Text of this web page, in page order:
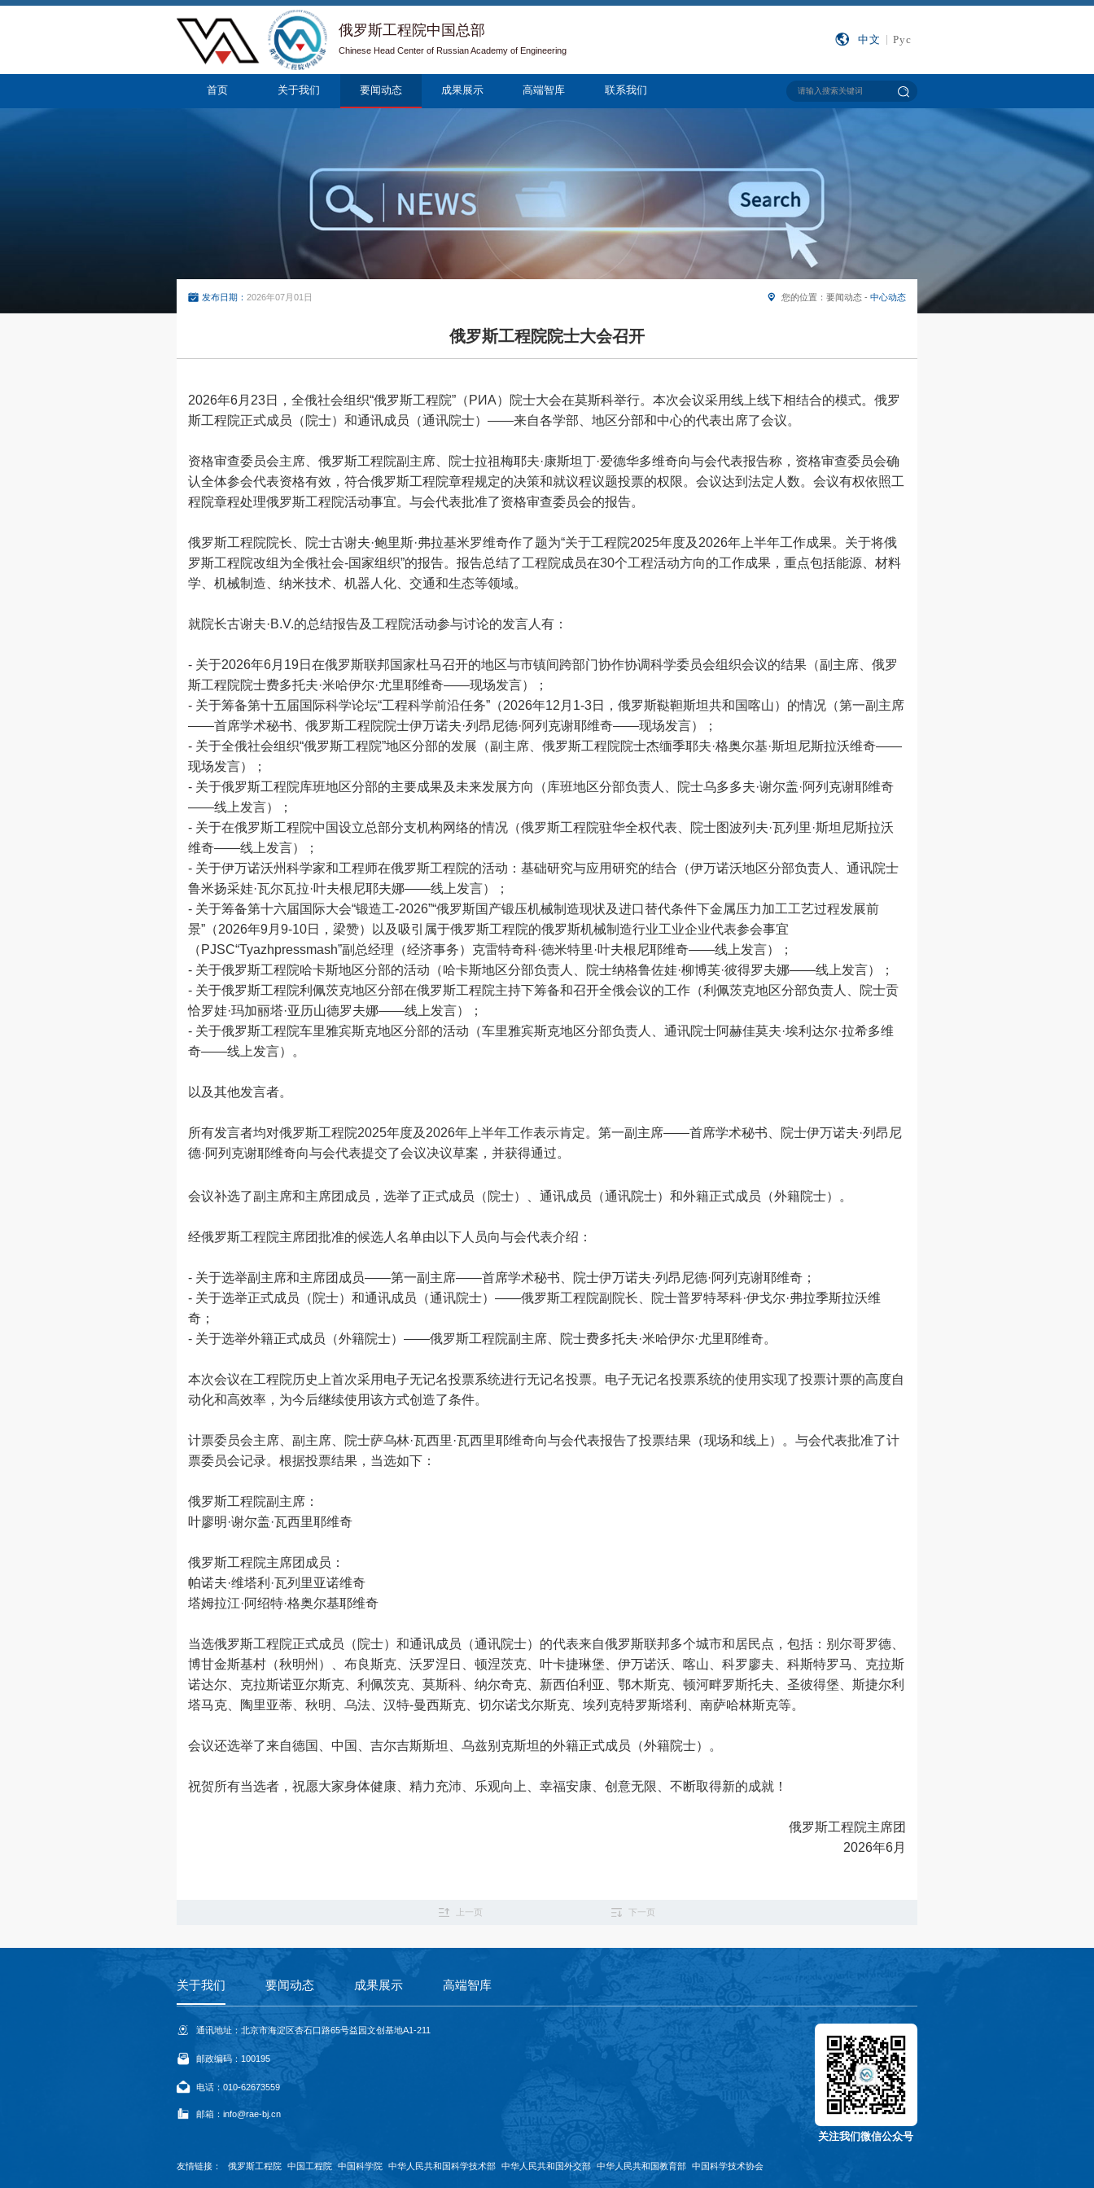
俄罗斯工程院中国总部
Chinese Head Center of Russian Academy of Engineering
中文 Рус
首页 关于我们 要闻动态 成果展示 高端智库 联系我们
发布日期：2026年07月01日 您的位置：要闻动态 - 中心动态
俄罗斯工程院院士大会召开
2026年6月23日，全俄社会组织“俄罗斯工程院”（РИА）院士大会在莫斯科举行。本次会议采用线上线下相结合的模式。俄罗
斯工程院正式成员（院士）和通讯成员（通讯院士）——来自各学部、地区分部和中心的代表出席了会议。
资格审查委员会主席、俄罗斯工程院副主席、院士拉祖梅耶夫·康斯坦丁·爱德华多维奇向与会代表报告称，资格审查委员会确
认全体参会代表资格有效，符合俄罗斯工程院章程规定的决策和就议程议题投票的权限。会议达到法定人数。会议有权依照工
程院章程处理俄罗斯工程院活动事宜。与会代表批准了资格审查委员会的报告。
俄罗斯工程院院长、院士古谢夫·鲍里斯·弗拉基米罗维奇作了题为“关于工程院2025年度及2026年上半年工作成果。关于将俄
罗斯工程院改组为全俄社会-国家组织”的报告。报告总结了工程院成员在30个工程活动方向的工作成果，重点包括能源、材料
学、机械制造、纳米技术、机器人化、交通和生态等领域。
就院长古谢夫·B.V.的总结报告及工程院活动参与讨论的发言人有：
- 关于2026年6月19日在俄罗斯联邦国家杜马召开的地区与市镇间跨部门协作协调科学委员会组织会议的结果（副主席、俄罗
斯工程院院士费多托夫·米哈伊尔·尤里耶维奇——现场发言）；
- 关于筹备第十五届国际科学论坛“工程科学前沿任务”（2026年12月1-3日，俄罗斯鞑靼斯坦共和国喀山）的情况（第一副主席
——首席学术秘书、俄罗斯工程院院士伊万诺夫·列昂尼德·阿列克谢耶维奇——现场发言）；
- 关于全俄社会组织“俄罗斯工程院”地区分部的发展（副主席、俄罗斯工程院院士杰缅季耶夫·格奥尔基·斯坦尼斯拉沃维奇——
现场发言）；
- 关于俄罗斯工程院库班地区分部的主要成果及未来发展方向（库班地区分部负责人、院士乌多多夫·谢尔盖·阿列克谢耶维奇
——线上发言）；
- 关于在俄罗斯工程院中国设立总部分支机构网络的情况（俄罗斯工程院驻华全权代表、院士图波列夫·瓦列里·斯坦尼斯拉沃
维奇——线上发言）；
- 关于伊万诺沃州科学家和工程师在俄罗斯工程院的活动：基础研究与应用研究的结合（伊万诺沃地区分部负责人、通讯院士
鲁米扬采娃·瓦尔瓦拉·叶夫根尼耶夫娜——线上发言）；
- 关于筹备第十六届国际大会“锻造工-2026”“俄罗斯国产锻压机械制造现状及进口替代条件下金属压力加工工艺过程发展前
景”（2026年9月9-10日，梁赞）以及吸引属于俄罗斯工程院的俄罗斯机械制造行业工业企业代表参会事宜
（PJSC“Tyazhpressmash”副总经理（经济事务）克雷特奇科·德米特里·叶夫根尼耶维奇——线上发言）；
- 关于俄罗斯工程院哈卡斯地区分部的活动（哈卡斯地区分部负责人、院士纳格鲁佐娃·柳博芙·彼得罗夫娜——线上发言）；
- 关于俄罗斯工程院利佩茨克地区分部在俄罗斯工程院主持下筹备和召开全俄会议的工作（利佩茨克地区分部负责人、院士贡
恰罗娃·玛加丽塔·亚历山德罗夫娜——线上发言）；
- 关于俄罗斯工程院车里雅宾斯克地区分部的活动（车里雅宾斯克地区分部负责人、通讯院士阿赫佳莫夫·埃利达尔·拉希多维
奇——线上发言）。
以及其他发言者。
所有发言者均对俄罗斯工程院2025年度及2026年上半年工作表示肯定。第一副主席——首席学术秘书、院士伊万诺夫·列昂尼
德·阿列克谢耶维奇向与会代表提交了会议决议草案，并获得通过。
会议补选了副主席和主席团成员，选举了正式成员（院士）、通讯成员（通讯院士）和外籍正式成员（外籍院士）。
经俄罗斯工程院主席团批准的候选人名单由以下人员向与会代表介绍：
- 关于选举副主席和主席团成员——第一副主席——首席学术秘书、院士伊万诺夫·列昂尼德·阿列克谢耶维奇；
- 关于选举正式成员（院士）和通讯成员（通讯院士）——俄罗斯工程院副院长、院士普罗特琴科·伊戈尔·弗拉季斯拉沃维
奇；
- 关于选举外籍正式成员（外籍院士）——俄罗斯工程院副主席、院士费多托夫·米哈伊尔·尤里耶维奇。
本次会议在工程院历史上首次采用电子无记名投票系统进行无记名投票。电子无记名投票系统的使用实现了投票计票的高度自
动化和高效率，为今后继续使用该方式创造了条件。
计票委员会主席、副主席、院士萨乌林·瓦西里·瓦西里耶维奇向与会代表报告了投票结果（现场和线上）。与会代表批准了计
票委员会记录。根据投票结果，当选如下：
俄罗斯工程院副主席：
叶廖明·谢尔盖·瓦西里耶维奇
俄罗斯工程院主席团成员：
帕诺夫·维塔利·瓦列里亚诺维奇
塔姆拉江·阿绍特·格奥尔基耶维奇
当选俄罗斯工程院正式成员（院士）和通讯成员（通讯院士）的代表来自俄罗斯联邦多个城市和居民点，包括：别尔哥罗德、
博甘金斯基村（秋明州）、布良斯克、沃罗涅日、顿涅茨克、叶卡捷琳堡、伊万诺沃、喀山、科罗廖夫、科斯特罗马、克拉斯
诺达尔、克拉斯诺亚尔斯克、利佩茨克、莫斯科、纳尔奇克、新西伯利亚、鄂木斯克、顿河畔罗斯托夫、圣彼得堡、斯捷尔利
塔马克、陶里亚蒂、秋明、乌法、汉特-曼西斯克、切尔诺戈尔斯克、埃列克特罗斯塔利、南萨哈林斯克等。
会议还选举了来自德国、中国、吉尔吉斯斯坦、乌兹别克斯坦的外籍正式成员（外籍院士）。
祝贺所有当选者，祝愿大家身体健康、精力充沛、乐观向上、幸福安康、创意无限、不断取得新的成就！
俄罗斯工程院主席团
2026年6月
上一页 下一页
关于我们 要闻动态 成果展示 高端智库
通讯地址：北京市海淀区杏石口路65号益园文创基地A1-211
邮政编码：100195
电话：010-62673559
邮箱：info@rae-bj.cn
关注我们微信公众号
友情链接： 俄罗斯工程院 中国工程院 中国科学院 中华人民共和国科学技术部 中华人民共和国外交部 中华人民共和国教育部 中国科学技术协会